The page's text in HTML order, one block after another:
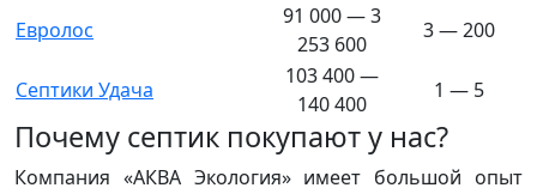
Евролос
91 000 — 3
253 600
3 — 200
Септики Удача
103 400 —
140 400
1 — 5
Почему септик покупают у нас?
Компания «АКВА Экология» имеет большой опыт